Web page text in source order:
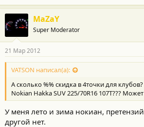
MaZaY
Super Moderator
21 Мар 2012
VATSON написал(а):
А сколько %% скидка в 4точки для
Nokian Hakka SUV 225/70R16 107T???
У меня лето и зима нокиан,
другой нет.